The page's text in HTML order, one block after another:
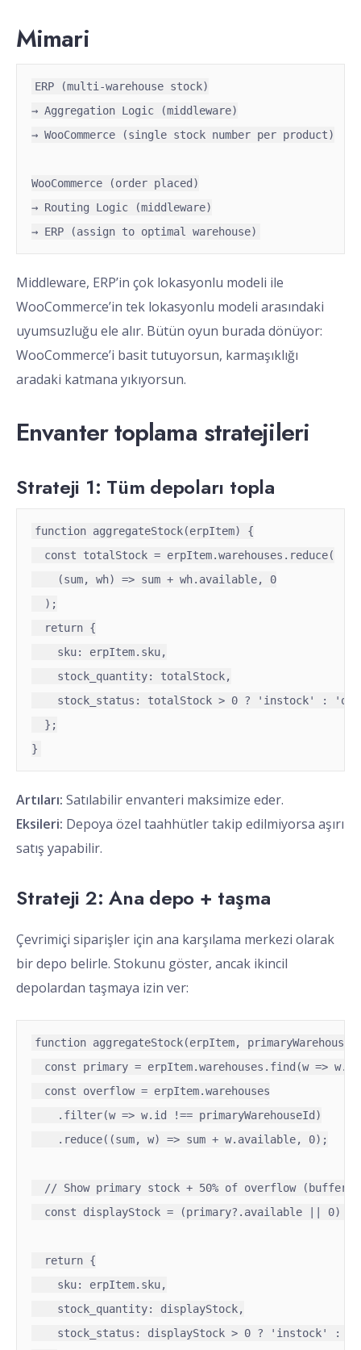
Mimari
ERP (multi-warehouse stock)
→ Aggregation Logic (middleware)
→ WooCommerce (single stock number per product)
WooCommerce (order placed)
→ Routing Logic (middleware)
→ ERP (assign to optimal warehouse)
Middleware, ERP’in çok lokasyonlu modeli ile
WooCommerce’in tek lokasyonlu modeli arasındaki
uyumsuzluğu ele alır. Bütün oyun burada dönüyor:
WooCommerce’i basit tutuyorsun, karmaşıklığı
aradaki katmana yıkıyorsun.
Envanter toplama stratejileri
Strateji 1: Tüm depoları topla
function aggregateStock(erpItem) {
  const totalStock = erpItem.warehouses.reduce(
    (sum, wh) => sum + wh.available, 0
  );
  return {
    sku: erpItem.sku,
    stock_quantity: totalStock,
stock_status: totalStock > 0 ? 'instock' :
  };
}
Artıları: Satılabilir envanteri maksimize eder.
Eksileri: Depoya özel taahhütler takip edilmiyorsa aşırı
satış yapabilir.
Strateji 2: Ana depo + taşma
Çevrimiçi siparişler için ana karşılama merkezi olarak
bir depo belirle. Stokunu göster, ancak ikincil
depolardan taşmaya izin ver:
function aggregateStock(erpItem,
const primary = erpItem.warehouses.find(w =>
  const overflow = erpItem.warehouses
    .filter(w => w.id !== primaryWarehouseId)
    .reduce((sum, w) => sum + w.available, 0);
// Show primary stock + 50% of overflow (buffer
const displayStock = (primary?.available || 0) +
  return {
    sku: erpItem.sku,
    stock_quantity: displayStock,
stock_status: displayStock > 0 ? 'instock' :